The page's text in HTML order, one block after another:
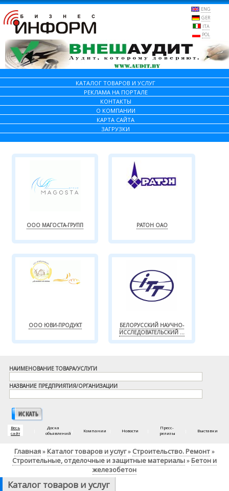
ENG
GER
ITA
POL
КАТАЛОГ ТОВАРОВ И УСЛУГ
РЕКЛАМА НА ПОРТАЛЕ
КОНТАКТЫ
О КОМПАНИИ
КАРТА САЙТА
ЗАГРУЗКИ
ООО МАГОСТА-ГРУПП РАТОН ОАО
ООО ЮВИ-ПРОДУКТ
БЕЛОРУССКИЙ НАУЧНО-
ИССЛЕДОВАТЕЛЬСКИЙ ...
НАИМЕНОВАНИЕ ТОВАРА/УСЛУГИ
НАЗВАНИЕ ПРЕДПРИЯТИЯ/ОРГАНИЗАЦИИ
Весь
сайт
Доска
объявлений
Компании Новости
Пресс-
релизы
Выставки
Главная» Каталог товаров и услуг» Строительство. Ремонт»
Строительные, отделочные и защитные материалы» Бетон и
железобетон
Каталог товаров и услуг